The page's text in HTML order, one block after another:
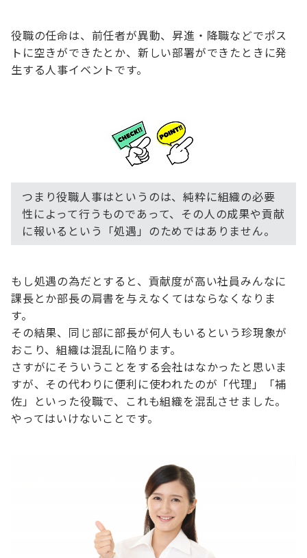
役職の任命は、前任者が異動、昇進・降職などでポス
トに空きができたとか、新しい部署ができたときに発
生する人事イベントです。
つまり役職人事はというのは、純粋に組織の必要
性によって行うものであって、その人の成果や貢献
に報いるという「処遇」のためではありません。
もし処遇の為だとすると、貢献度が高い社員みんなに
課長とか部長の肩書を与えなくてはならなくなりま
す。
その結果、同じ部に部長が何人もいるという珍現象が
おこり、組織は混乱に陥ります。
さすがにそういうことをする会社はなかったと思いま
すが、その代わりに便利に使われたのが「代理」「補
佐」といった役職で、これも組織を混乱させました。
やってはいけないことです。